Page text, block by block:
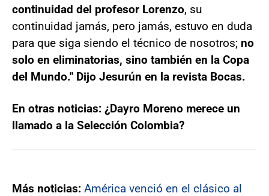
continuidad del profesor Lorenzo, su
continuidad jamás, pero jamás, estuvo en duda
para que siga siendo el técnico de nosotros; no
solo en eliminatorias, sino también en la Copa
del Mundo." Dijo Jesurún en la revista Bocas.
En otras noticias: ¿Dayro Moreno merece un
llamado a la Selección Colombia?
Más noticias: América venció en el clásico al